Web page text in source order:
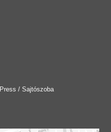
Press / Sajtószoba